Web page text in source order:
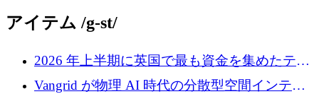
アイテム /g-st/
2026 年上半期に英国で最も資金を集めたテク
ノロジー企業
Vangrid が物理 AI 時代の分散型空間インテリ